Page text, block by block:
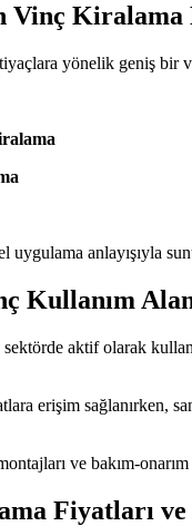
Vinç
yönelik geniş bir
anlayışıyla
Kullanım
aktif olarak
erişim sağlanırken,
ve bakım-
Fiyatları